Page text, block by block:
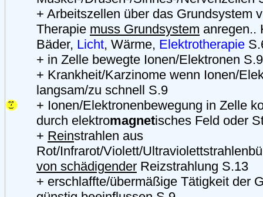
+ Arbeitszellen über das Grundsystem
Therapie muss Grundsystem anregen..
Bäder, Licht, Wärme, Elektrotherapie
+ in Zelle bewegte Ionen/Elektronen S.9
+ Krankheit/Karzinome wenn Ionen/
langsam/zu schnell S.9
+ Ionen/Elektronenbewegung in Zelle
durch elektromagnetisches Feld oder
+ Reinstrahlen aus
Rot/Infrarot/Violett/
von schädigender Reizstrahlung S.13
+ erschlaffte/übermäßige Tätigkeit der